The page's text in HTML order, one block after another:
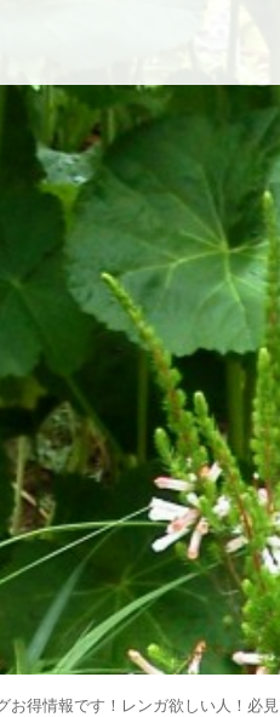
お得情報です！レンガ欲しい人！必見